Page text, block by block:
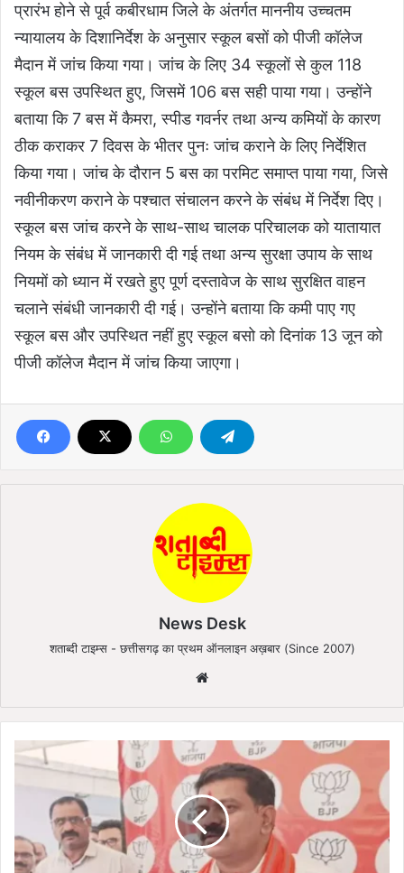
प्रारंभ होने से पूर्व कबीरधाम जिले के अंतर्गत माननीय उच्चतम
न्यायालय के दिशानिर्देश के अनुसार स्कूल बसों को पीजी कॉलेज
मैदान में जांच किया गया। जांच के लिए 34 स्कूलों से कुल 118
स्कूल बस उपस्थित हुए, जिसमें 106 बस सही पाया गया। उन्होंने
बताया कि 7 बस में कैमरा, स्पीड गवर्नर तथा अन्य कमियों के कारण
ठीक कराकर 7 दिवस के भीतर पुनः जांच कराने के लिए निर्देशित
किया गया। जांच के दौरान 5 बस का परमिट समाप्त पाया गया, जिसे
नवीनीकरण कराने के पश्चात संचालन करने के संबंध में निर्देश दिए।
स्कूल बस जांच करने के साथ-साथ चालक परिचालक को यातायात
नियम के संबंध में जानकारी दी गई तथा अन्य सुरक्षा उपाय के साथ
नियमों को ध्यान में रखते हुए पूर्ण दस्तावेज के साथ सुरक्षित वाहन
चलाने संबंधी जानकारी दी गई। उन्होंने बताया कि कमी पाए गए
स्कूल बस और उपस्थित नहीं हुए स्कूल बसो को दिनांक 13 जून को
पीजी कॉलेज मैदान में जांच किया जाएगा।
News Desk
शताब्दी टाइम्स - छत्तीसगढ़ का प्रथम ऑनलाइन अख़बार (Since 2007)
विजय
शर्मा
केंद्र
में